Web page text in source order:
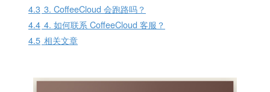
4.3 3. CoffeeCloud 会跑路吗？
4.4 4. 如何联系 CoffeeCloud 客服？
4.5 相关文章